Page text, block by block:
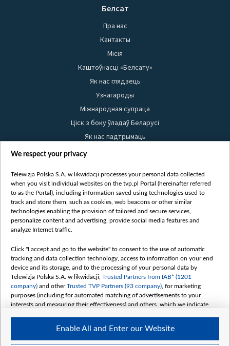
Белсат
Пра нас
Кантакты
Місія
Каштоўнасці «Белсату»
Як нас глядзець
Узнагароды
Міжнародная супраца
Ціск з боку ўладаў Беларусі
Як нас падтрымаць
Правілы выкарыстання матэрыялаў
Бяспека
Youtube
Белсат news
Белсат Shorts
Жэстачайшы мульт
Belsat English
Biełsat PL
Белсат Now
Белсат History
Белсат Music
Белсат Doc
We respect your privacy
Telewizja Polska S.A. w likwidacji processes your personal data collected
when you visit individual websites on the tvp.pl Portal (hereinafter referred
to as the Portal), including information saved using technologies used to
track and store them, such as cookies, web beacons or other similar
technologies enabling the provision of tailored and secure services,
personalize content and advertising, provide social media features and
analyze Internet traffic.
Click "I accept and go to the website" to consent to the use of automatic
tracking and data collection technology, access to information on your end
device and its storage, and to the processing of your personal data by
Telewizja Polska S.A. w likwidacji, Trusted Partners from IAB* (1201
company) and otherTrusted TVP Partners (93 company) , for marketing
purposes (including for automated matching of advertisements to your
interests and measuring their effectiveness) and others, which we indicate
The purposes of processing your data by TVP S.A. w likwidacji are as
follows:
Enable All and Enter our Website